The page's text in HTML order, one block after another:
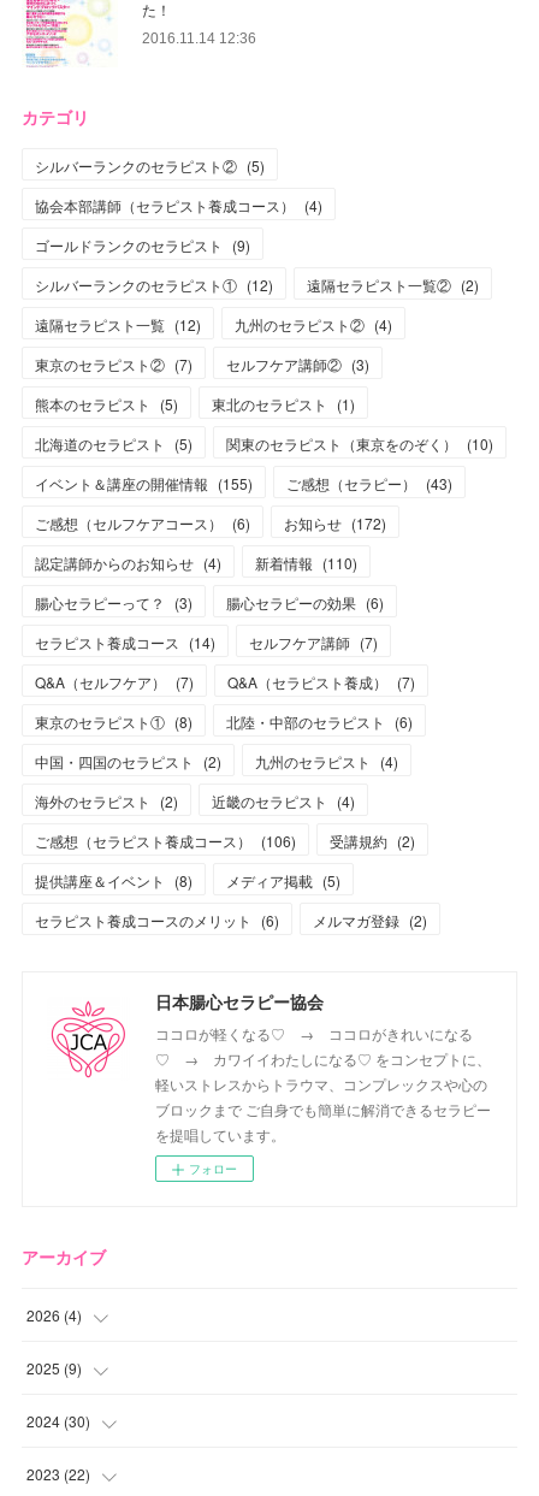
た！
2016.11.14 12:36
カテゴリ
シルバーランクのセラピスト② (5)
協会本部講師（セラピスト養成コース）
(4)
ゴールドランクのセラピスト
(9)
シルバーランクのセラピスト① (12) 遠隔セラピスト一覧② (2)
遠隔セラピスト一覧 (12) 九州のセラピスト② (4)
東京のセラピスト② (7) セルフケア講師② (3)
熊本のセラピスト
(5) 東北のセラピスト (1)
北海道のセラピスト
(5) 関東のセラピスト（東京をのぞく） (10)
イベント＆講座の開催情報 (155) ご感想（セラピー） (43)
ご感想（セルフケアコース）
(6) お知らせ (172)
認定講師からのお知らせ (4) 新着情報 (110)
腸心セラピーって？
(3) 腸心セラピーの効果 (6)
セラピスト養成コース
(14) セルフケア講師 (7)
Q&A（セルフケア）
(7) Q&A（セラピスト養成） (7)
東京のセラピスト① (8) 北陸・中部のセラピスト (6)
中国・四国のセラピスト
(2) 九州のセラピスト (4)
海外のセラピスト
(2) 近畿のセラピスト (4)
ご感想（セラピスト養成コース）
(106) 受講規約 (2)
提供講座＆イベント
(8) メディア掲載 (5)
セラピスト養成コースのメリット
(6) メルマガ登録 (2)
日本腸心セラピー協会
ココロが軽くなる♡ → ココロがきれいになる
♡ → カワイイわたしになる♡ をコンセプトに、
軽いストレスからトラウマ、コンプレックスや心の
ブロックまで ご自身でも簡単に解消できるセラピー
を提唱しています。
フォロー
アーカイブ
2026 (4)
( )
(1
(1
2025 (9)
(2
(2
2024 (30)
(4
2023 (22)